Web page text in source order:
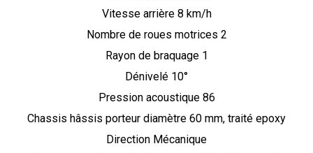
Vitesse arrière 8 km/h
Nombre de roues motrices 2
Rayon de braquage 1
Dénivelé 10°
Pression acoustique 86
Chassis hâssis porteur diamètre 60 mm, traité epoxy
Direction Mécanique